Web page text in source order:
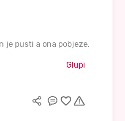
je pusti a ona pobjeze.
Glupi